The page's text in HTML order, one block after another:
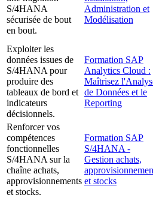
S/4HANA
sécurisée de bout
en bout.
Administration et
Modélisation
Exploiter les
données issues de
S/4HANA pour
produire des
tableaux de bord et
indicateurs
décisionnels.
Formation SAP
Analytics Cloud :
Maîtrisez
de Données et le
Reporting
Renforcer vos
compétences
fonctionnelles
S/4HANA sur la
chaîne achats,
approvisionnements
et stocks.
Formation SAP
S/4HANA -
Gestion achats,
et stocks